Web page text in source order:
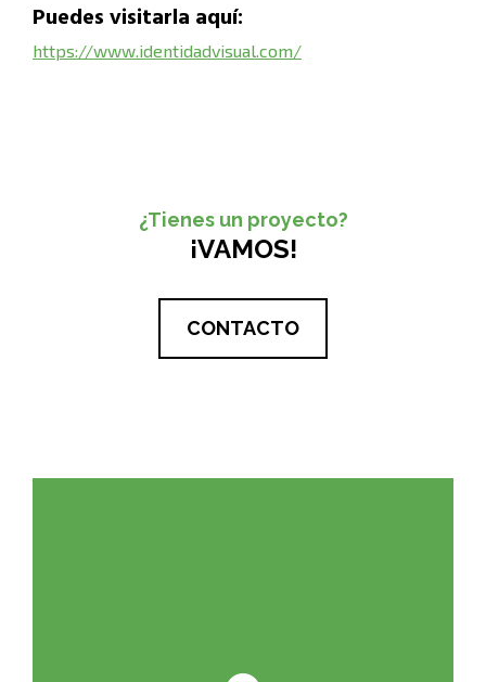
Puedes visitarla aquí:
https://www.identidadvisual.com/
¿Tienes un proyecto?
¡VAMOS!
CONTACTO